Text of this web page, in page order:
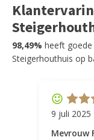
98,49% heeft
Steigerhouthuis op
9 juli 2025
Mevrouw